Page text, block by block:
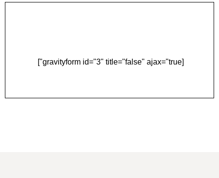
[gravityform id="3" title="false" ajax="true"]